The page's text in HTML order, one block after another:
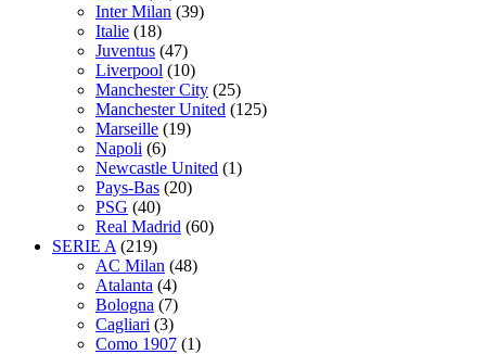
Inter Milan (39)
Italie (18)
Juventus (47)
Liverpool (10)
Manchester City (25)
Manchester United (125)
Marseille (19)
Napoli (6)
Newcastle United (1)
Pays-Bas (20)
PSG (40)
Real Madrid (60)
SERIE A (219)
AC Milan (48)
Atalanta (4)
Bologna (7)
Cagliari (3)
Como 1907 (1)